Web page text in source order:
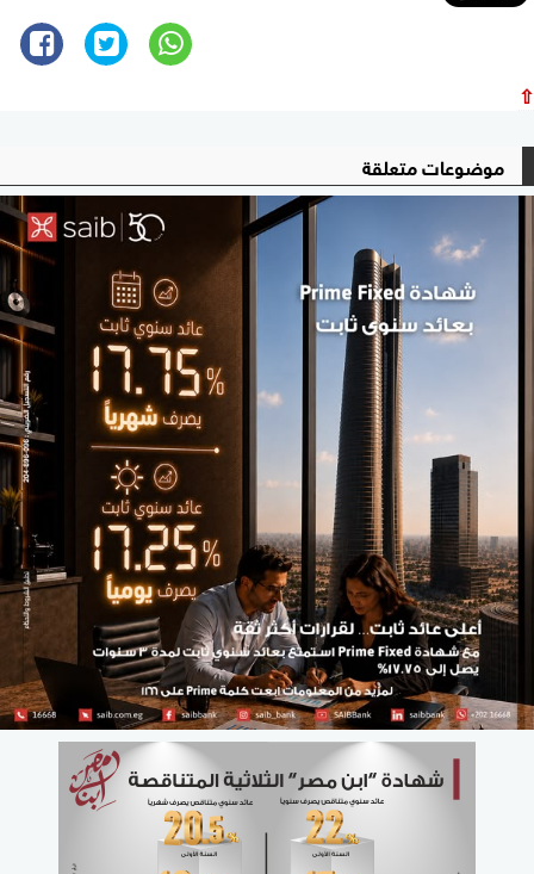
⇧
موضوعات متعلقة